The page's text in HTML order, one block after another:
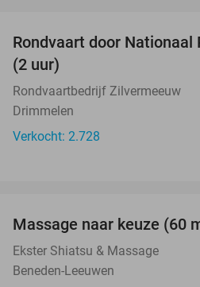
Rondvaart door Nationaal
(2 uur)
Rondvaartbedrijf Zilvermeeuw
Drimmelen
Verkocht: 2.728
Massage naar keuze (60
Ekster Shiatsu & Massage
Beneden-Leeuwen